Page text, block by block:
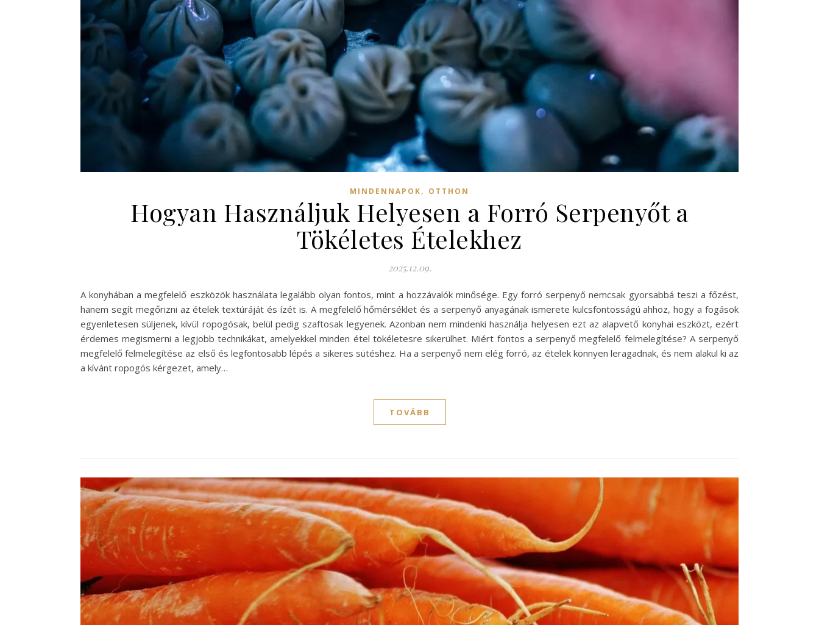
MINDENNAPOK, OTTHON
Hogyan Használjuk Helyesen a Forró Serpenyőt a
Tökéletes Ételekhez
2025.12.09.
A konyhában a megfelelő eszközök használata legalább olyan fontos, mint a hozzávalók minősége. Egy forró serpenyő nemcsak gyorsabbá teszi a főzést,
hanem segít megőrizni az ételek textúráját és ízét is. A megfelelő hőmérséklet és a serpenyő anyagának ismerete kulcsfontosságú ahhoz, hogy a fogások
egyenletesen süljenek, kívül ropogósak, belül pedig szaftosak legyenek. Azonban nem mindenki használja helyesen ezt az alapvető konyhai eszközt, ezért
érdemes megismerni a legjobb technikákat, amelyekkel minden étel tökéletesre sikerülhet. Miért fontos a serpenyő megfelelő felmelegítése? A serpenyő
megfelelő felmelegítése az első és legfontosabb lépés a sikeres sütéshez. Ha a serpenyő nem elég forró, az ételek könnyen leragadnak, és nem alakul ki az
a kívánt ropogós kérgezet, amely…
TOVÁBB